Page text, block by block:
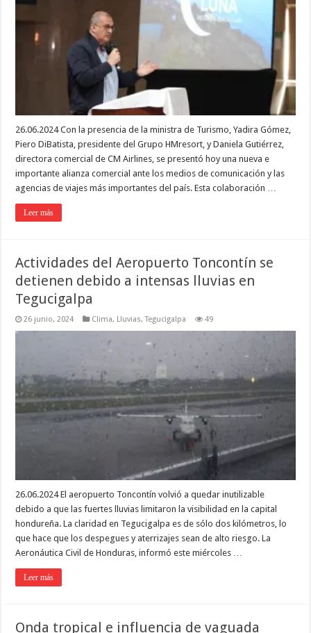
26.06.2024 Con la presencia de la ministra de Turismo, Yadira Gómez,
Piero DiBatista, presidente del Grupo HMresort, y Daniela Gutiérrez,
directora comercial de CM Airlines, se presentó hoy una nueva e
importante alianza comercial ante los medios de comunicación y las
agencias de viajes más importantes del país. Esta colaboración …
Leer más
Actividades del Aeropuerto Toncontín se
detienen debido a intensas lluvias en
Tegucigalpa
26 junio, 2024 Clima, Lluvias,Tegucigalpa 49
26.06.2024 El aeropuerto Toncontín volvió a quedar inutilizable
debido a que las fuertes lluvias limitaron la visibilidad en la capital
hondureña. La claridad en Tegucigalpa es de sólo dos kilómetros, lo
que hace que los despegues y aterrizajes sean de alto riesgo. La
Aeronáutica Civil de Honduras, informó este miércoles …
Leer más
Onda tropical e influencia de vaguada